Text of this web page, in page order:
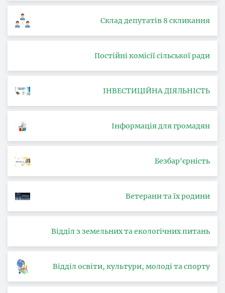
Склад депутатів 8 скликання
Постійні комісії сільської ради
ІНВЕСТИЦІЙНА ДІЯЛЬНІСТЬ
Інформація для громадян
Безбар'єрність
Ветерани та їх родини
Відділ з земельних та екологічних питань
Відділ освіти, культури, молоді та спорту